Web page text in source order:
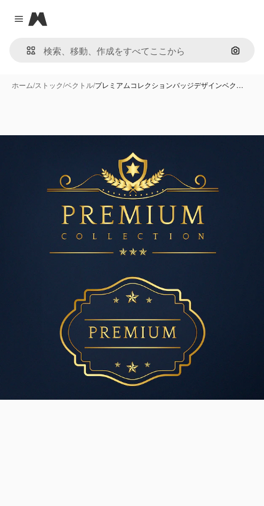
Close menu
Magnific
画像で
ホーム/ストック/ベクトル/プレミアムコレクションバッジデザインベク…